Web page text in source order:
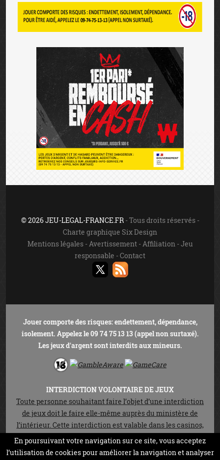
© 2026 JEU-LEGAL-FRANCE.FR- Tous droits réservés -
Charte graphique Six Design
Mentions légales- Avertissement- Affiliation -Jeu
responsable -Contact
Jouer comporte des risques: endettement, dépendance,
isolement. Appelez le 09 74 75 13 13 (appel non surtaxé).
Les jeux d'argent sont interdits aux mineurs.
INTERDICTION VOLONTAIRE DE JEUX
Toute personne souhaitant faire l’objet d’une interdiction
de jeux doit le faire elle-même auprès du ministère de
l’intérieur. Cette interdiction est valable dans les casinos,
les cercles de jeux et sur les sites de jeux en ligne autorisés
en vertu de la loi n°2010-476 du 12 mai 2010. Elle est
En poursuivant votre navigation sur ce site, vous acceptez
l’utilisation de cookies pour améliorer la navigation et analyser